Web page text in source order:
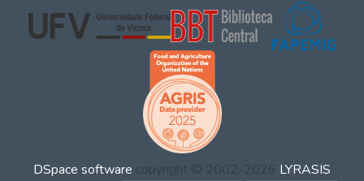
DSpace software copyright © 2002-2026 LYRASIS